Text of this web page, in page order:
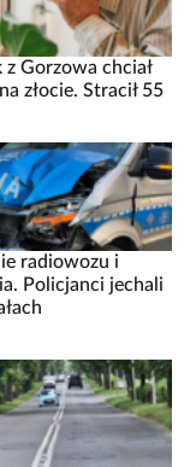
Gorzowa chciał
złocie. Stracił 55
radiowozu i
Policjanci jechali